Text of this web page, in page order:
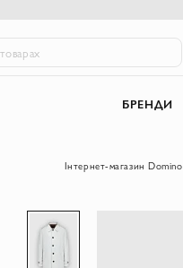
БРЕНДИ
Інтернет-магазин Domino
Перейти
кінця